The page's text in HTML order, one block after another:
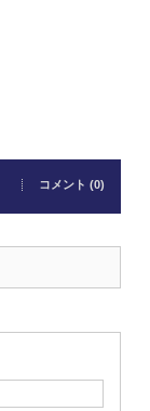
コメント (0)